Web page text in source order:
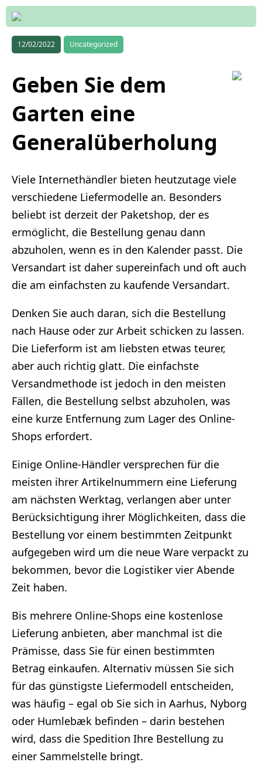
12/02/2022 Uncategorized
Geben Sie dem
Garten eine
Generalüberholung
Viele Internethändler bieten heutzutage viele
verschiedene Liefermodelle an. Besonders
beliebt ist derzeit der Paketshop, der es
ermöglicht, die Bestellung genau dann
abzuholen, wenn es in den Kalender passt. Die
Versandart ist daher supereinfach und oft auch
die am einfachsten zu kaufende Versandart.
Denken Sie auch daran, sich die Bestellung
nach Hause oder zur Arbeit schicken zu lassen.
Die Lieferform ist am liebsten etwas teurer,
aber auch richtig glatt. Die einfachste
Versandmethode ist jedoch in den meisten
Fällen, die Bestellung selbst abzuholen, was
eine kurze Entfernung zum Lager des Online-
Shops erfordert.
Einige Online-Händler versprechen für die
meisten ihrer Artikelnummern eine Lieferung
am nächsten Werktag, verlangen aber unter
Berücksichtigung ihrer Möglichkeiten, dass die
Bestellung vor einem bestimmten Zeitpunkt
aufgegeben wird um die neue Ware verpackt zu
bekommen, bevor die Logistiker vier Abende
Zeit haben.
Bis mehrere Online-Shops eine kostenlose
Lieferung anbieten, aber manchmal ist die
Prämisse, dass Sie für einen bestimmten
Betrag einkaufen. Alternativ müssen Sie sich
für das günstigste Liefermodell entscheiden,
was häufig – egal ob Sie sich in Aarhus, Nyborg
oder Humlebæk befinden – darin bestehen
wird, dass die Spedition Ihre Bestellung zu
einer Sammelstelle bringt.